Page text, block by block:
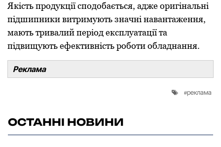
Якість продукції сподобається, адже оригінальні
підшипники витримують значні навантаження,
мають тривалий період експлуатації та
підвищують ефективність роботи обладнання.
Реклама
реклама
ОСТАННІ НОВИНИ